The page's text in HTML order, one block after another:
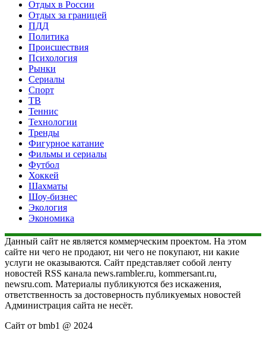
Отдых в России
Отдых за границей
ПДД
Политика
Происшествия
Психология
Рынки
Сериалы
Спорт
ТВ
Теннис
Технологии
Тренды
Фигурное катание
Фильмы и сериалы
Футбол
Хоккей
Шахматы
Шоу-бизнес
Экология
Экономика
Данный сайт не является коммерческим проектом. На этом
сайте ни чего не продают, ни чего не покупают, ни какие
услуги не оказываются. Сайт представляет собой ленту
новостей RSS канала news.rambler.ru, kommersant.ru,
newsru.com. Материалы публикуются без искажения,
ответственность за достоверность публикуемых новостей
Администрация сайта не несёт.
Сайт от bmb1 @ 2024